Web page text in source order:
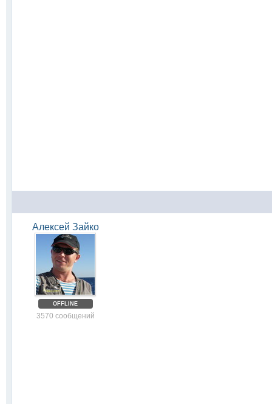
Алексей Зайко
OFFLINE
3570 сообщений